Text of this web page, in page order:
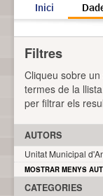
Inici
Filtres
Cliqueu sobre
termes de la
per filtrar els
AUTORS
Unitat Municipal
MOSTRAR MENYS
CATEGORIES